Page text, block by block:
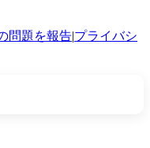
問題を報告|プライバシ